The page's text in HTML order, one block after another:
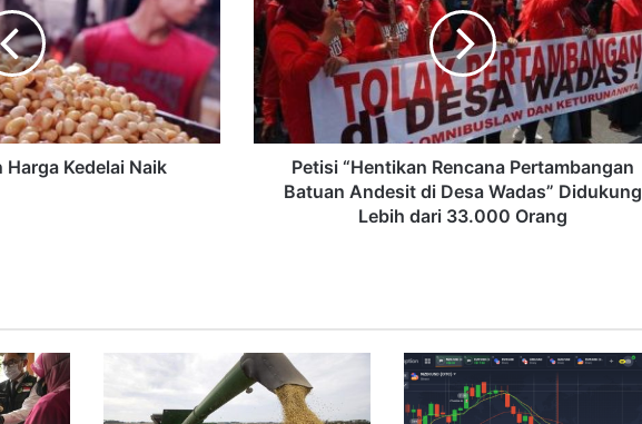
Harga Kedelai Naik
Petisi “Hentikan Rencana Pertambangan
Batuan Andesit di Desa Wadas” Didukung
Lebih dari 33.000 Orang